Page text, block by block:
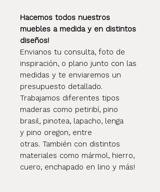
Hacemos todos nuestros
muebles a medida y en distintos
diseños!
Envianos tu consulta, foto de
inspiración, o plano junto con las
medidas y te enviaremos un
presupuesto detallado.
Trabajamos diferentes tipos
maderas como petiribí, pino
brasil, pinotea, lapacho, lenga
y pino oregon, entre
otras. También con distintos
materiales como mármol, hierro,
cuero, enchapado en lino y más!